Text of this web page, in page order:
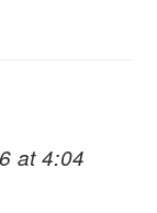
at 4:04